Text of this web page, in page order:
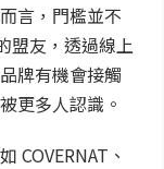
言，門檻並不
盟友，透過線上
牌有機會接觸
更多人認識。
COVERNAT、